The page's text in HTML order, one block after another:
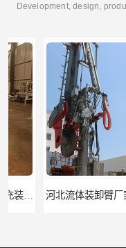
Development, design,